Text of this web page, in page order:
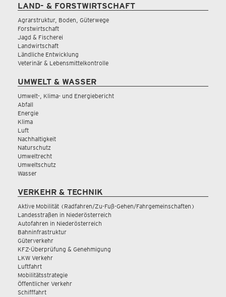
LAND- & FORSTWIRTSCHAFT
Agrarstruktur, Boden, Güterwege
Forstwirtschaft
Jagd & Fischerei
Landwirtschaft
Ländliche Entwicklung
Veterinär & Lebensmittelkontrolle
UMWELT & WASSER
Umwelt-, Klima- und Energiebericht
Abfall
Energie
Klima
Luft
Nachhaltigkeit
Naturschutz
Umweltrecht
Umweltschutz
Wasser
VERKEHR & TECHNIK
Aktive Mobilität (Radfahren/Zu-Fuß-Gehen/Fahrgemeinschaften)
Landesstraßen in Niederösterreich
Autofahren in Niederösterreich
Bahninfrastruktur
Güterverkehr
KFZ-Überprüfung & Genehmigung
LKW Verkehr
Luftfahrt
Mobilitätsstrategie
Öffentlicher Verkehr
Schifffahrt